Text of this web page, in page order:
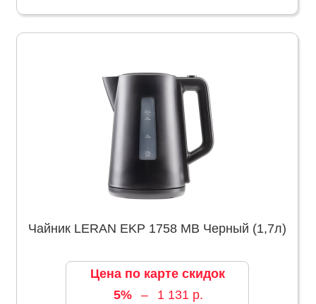
Чайник LERAN EKP 1758 MB Черный (1,7л)
Цена по карте скидок
5%
–
1 131 р.